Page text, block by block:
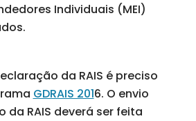
Individuais (MEI)
da RAIS é preciso
GDRAIS 2016. O envio
da RAIS deverá ser feita